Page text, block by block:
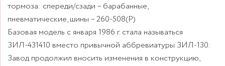
тормоза: спереди/сзади – барабанные,
пневматические, шины – 260-508(P)
Базовая модель с января 1986 г. стала называться
ЗИЛ-431410 вместо привычной аббревиатуры ЗИЛ-130.
Завод продолжил вносить изменения в конструкцию,